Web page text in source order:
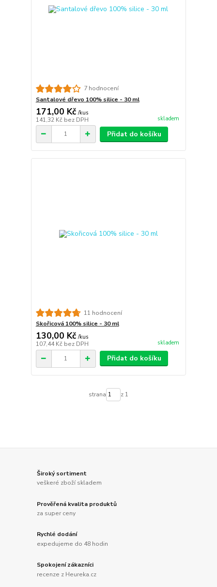
7 hodnocení
Santalové dřevo 100% silice - 30 ml
171,00 Kč /kus
141,32 Kč bez DPH skladem
Přidat do košíku
11 hodnocení
Skořicová 100% silice - 30 ml
130,00 Kč /kus
107,44 Kč bez DPH skladem
Přidat do košíku
strana z 1
Široký sortiment
veškeré zboží skladem
Prověřená kvalita produktů
za super ceny
Rychlé dodání
expedujeme do 48 hodin
Spokojení zákazníci
recenze z Heureka.cz